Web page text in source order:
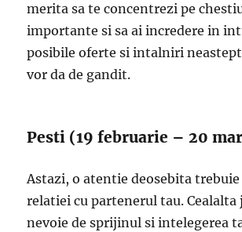
merita sa te concentrezi pe
importante si sa ai incredere in
posibile oferte si intalniri
vor da de gandit.
Pesti (19 februarie – 20
Astazi, o atentie deosebita
relatiei cu partenerul tau. Cealalta
nevoie de sprijinul si intelegerea